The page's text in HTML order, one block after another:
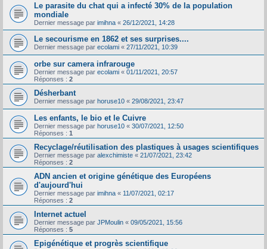
Le parasite du chat qui a infecté 30% de la population
mondiale
Dernier message par imihna « 26/12/2021, 14:28
Le secourisme en 1862 et ses surprises....
Dernier message par ecolami « 27/11/2021, 10:39
orbe sur camera infrarouge
Dernier message par ecolami « 01/11/2021, 20:57
Réponses : 2
Désherbant
Dernier message par horuse10 « 29/08/2021, 23:47
Les enfants, le bio et le Cuivre
Dernier message par horuse10 « 30/07/2021, 12:50
Réponses : 1
Recyclage/réutilisation des plastiques à usages scientifiques
Dernier message par alexchimiste « 21/07/2021, 23:42
Réponses : 2
ADN ancien et origine génétique des Européens
d'aujourd'hui
Dernier message par imihna « 11/07/2021, 02:17
Réponses : 2
Internet actuel
Dernier message par JPMoulin « 09/05/2021, 15:56
Réponses : 5
Epigénétique et progrès scientifique